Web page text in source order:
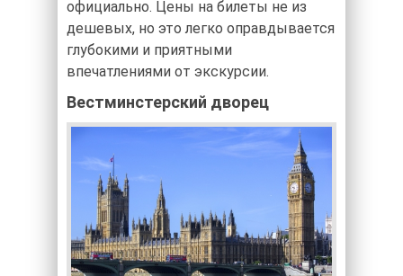
официально. Цены на билеты не из
дешевых, но это легко оправдывается
глубокими и приятными
впечатлениями от экскурсии.
Вестминстерский дворец